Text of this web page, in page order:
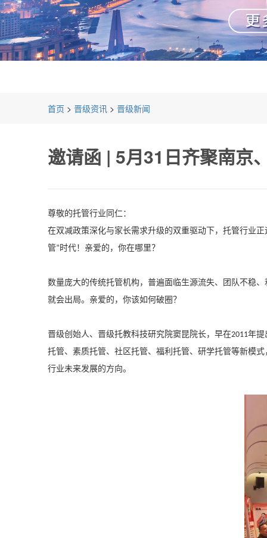
首页 > 晋级资讯 > 晋级新闻
邀请函 | 5月31日齐聚南京
尊敬的托管行业同仁：
在双减政策深化与家长需求升级的双重驱动下，托管行业正
管” 时代！亲爱的，你在哪里？
数量庞大的传统托管机构，普遍面临生源流失、团队不稳
就会出局。亲爱的，你该如何破圈？
晋级创始人、晋级托教科技研究院窦昆院长，早在2011年提
托管、素质托管、社区托管、福利托管、研学托管等新模
行业未来发展的方向。